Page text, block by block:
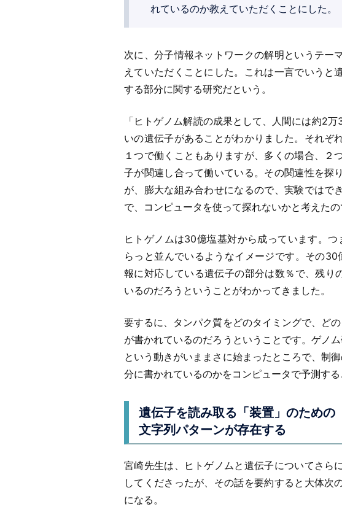
れているのか教えていただくことにした。
次に、分子情報ネットワークの解明というテー
えていただくことにした。これは一言でいうと
する部分に関する研究だという。
「ヒトゲノム解読の成果として、人間には約2
いの遺伝子があることがわかりました。それぞ
１つで働くこともありますが、多くの場合、２
子が関連し合って働いている。その関連性を探
が、膨大な組み合わせになるので、実験ではで
で、コンピュータを使って探れないかと考えたの
ヒトゲノムは30億塩基対から成っています。
らっと並んでいるようなイメージです。その
報に対応している遺伝子の部分は数％で、残り
いるのだろうということがわかってきました。
要するに、タンパク質をどのタイミングで、ど
が書かれているのだろうということです。ゲノ
という動きがいままさに始まったところで、制
分に書かれているのかをコンピュータで予測する
遺伝子を読み取る「装置」のための
文字列パターンが存在する
宮崎先生は、ヒトゲノムと遺伝子についてさら
してくださったが、その話を要約すると大体次
になる。